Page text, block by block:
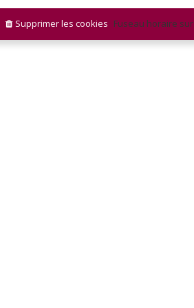
Fuseau horaire sur
Supprimer les cookies